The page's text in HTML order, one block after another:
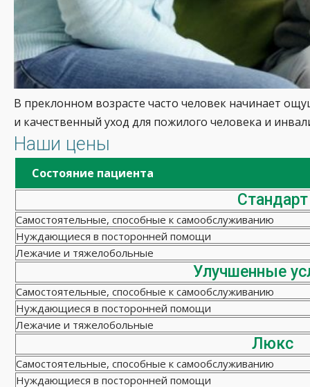
В преклонном возрасте часто человек начинает
и качественный уход для пожилого человека и
Наши цены
Состояние пациента
Стандарт
Самостоятельные, способные к самообслуживанию
Нуждающиеся в посторонней помощи
Лежачие и тяжелобольные
Улучшенные
Самостоятельные, способные к самообслуживанию
Нуждающиеся в посторонней помощи
Лежачие и тяжелобольные
Люкс
Самостоятельные, способные к самообслуживанию
Нуждающиеся в посторонней помощи